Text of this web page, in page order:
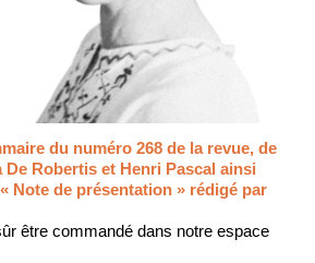
De Robertis et Henri Pascal ainsi
Note de présentation » rédigé par
être commandé dans notre espace